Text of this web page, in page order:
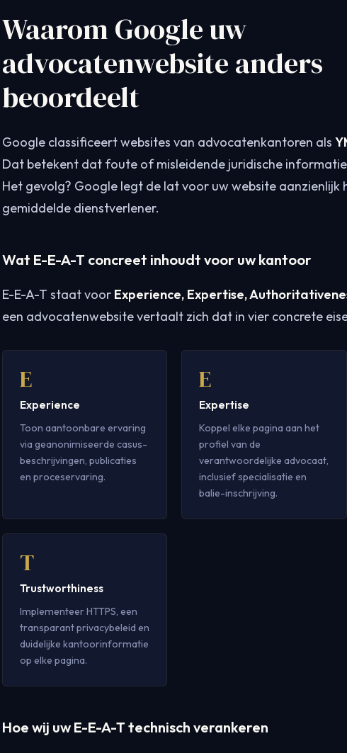
Waarom Google uw
advocatenwebsite anders
beoordeelt
Google classificeert websites van advocatenkantoren als
Dat betekent dat foute of misleidende juridische
Het gevolg? Google legt de lat voor uw website aanzienlijk
gemiddelde dienstverlener.
Wat E-E-A-T concreet inhoudt voor uw kantoor
E-E-A-T staat voor Experience, Expertise,
een advocatenwebsite vertaalt zich dat in vier concrete
E
Experience
Toon aantoonbare ervaring
via geanonimiseerde casus-
beschrijvingen, publicaties
en proceservaring.
E
Expertise
Koppel elke pagina aan het
profiel van de
verantwoordelijke advocaat,
inclusief specialisatie en
balie-inschrijving.
T
Trustworthiness
Implementeer HTTPS, een
transparant privacybeleid en
duidelijke kantoorinformatie
op elke pagina.
Hoe wij uw E-E-A-T technisch verankeren